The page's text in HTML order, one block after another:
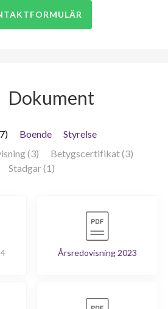
Dokument
Boende
Styrelse
(3)
Betygscertifikat (3)
Stadgar (1)
Årsredovisning 2023